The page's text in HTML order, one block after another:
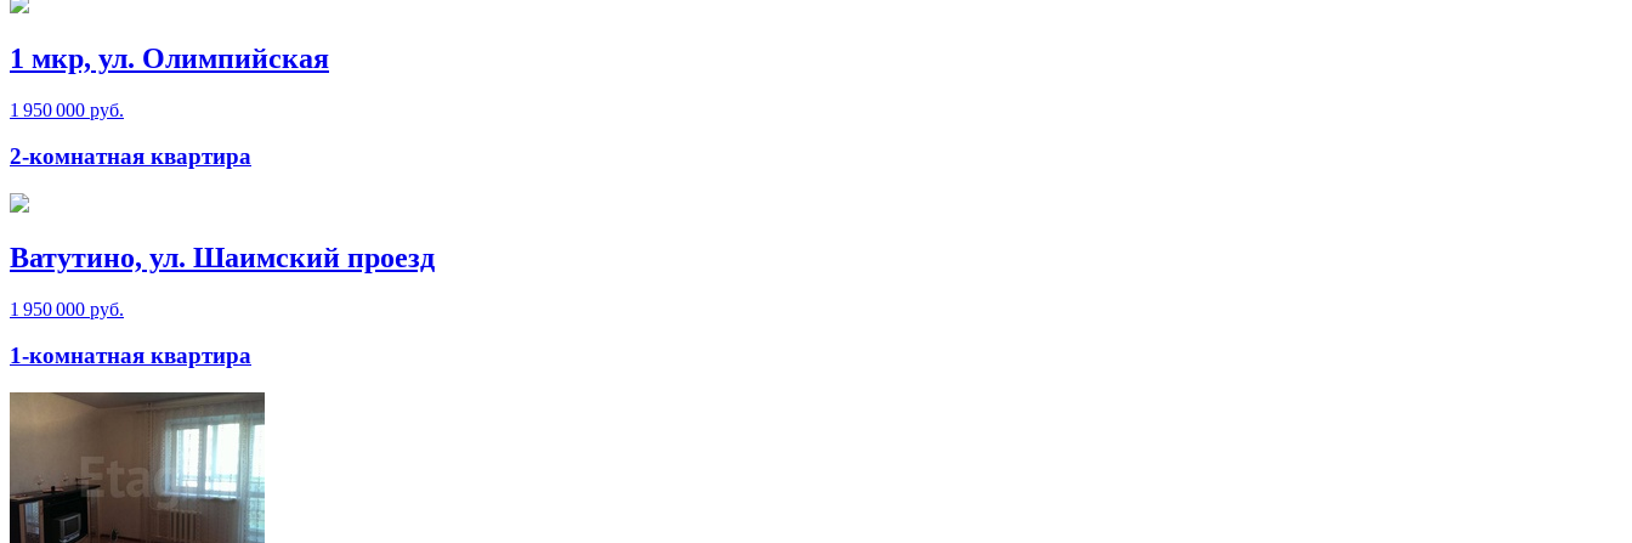
1 мкр, ул. Олимпийская
1 950 000 руб.
2-комнатная квартира
Ватутино, ул. Шаимский проезд
1 950 000 руб.
1-комнатная квартира